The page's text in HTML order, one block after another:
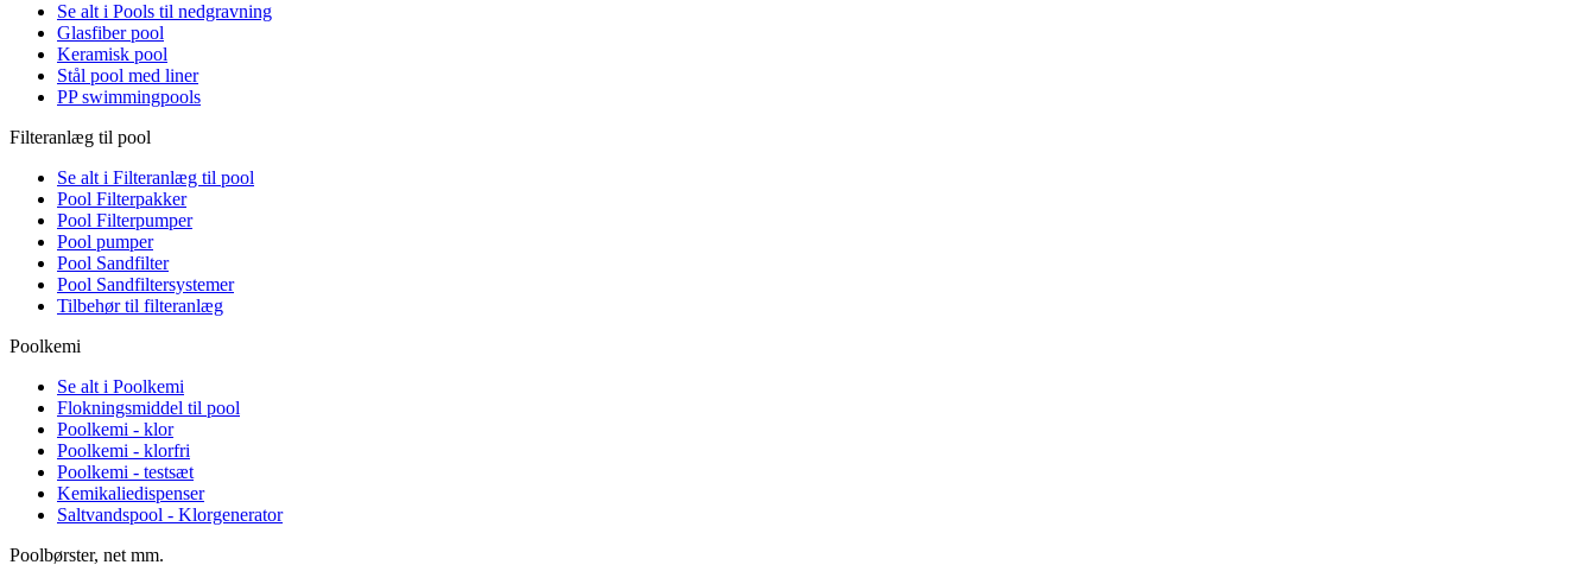
Se alt i Pools til nedgravning
Glasfiber pool
Keramisk pool
Stål pool med liner
PP swimmingpools
Filteranlæg til pool
Se alt i Filteranlæg til pool
Pool Filterpakker
Pool Filterpumper
Pool pumper
Pool Sandfilter
Pool Sandfiltersystemer
Tilbehør til filteranlæg
Poolkemi
Se alt i Poolkemi
Flokningsmiddel til pool
Poolkemi - klor
Poolkemi - klorfri
Poolkemi - testsæt
Kemikaliedispenser
Saltvandspool - Klorgenerator
Poolbørster, net mm.